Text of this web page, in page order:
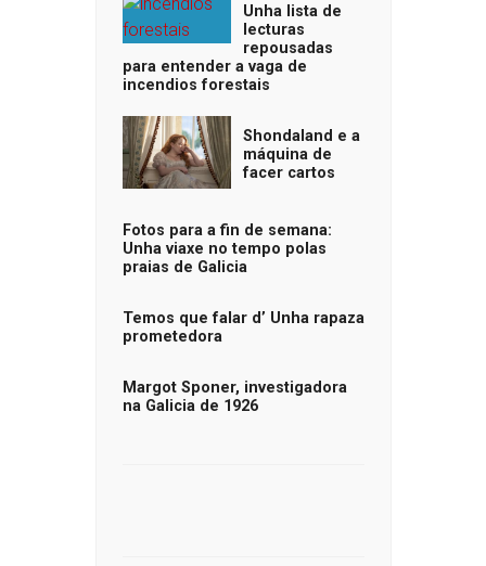
Unha lista de
lecturas
repousadas
para entender a vaga de
incendios forestais
Shondaland e a
máquina de
facer cartos
Fotos para a fin de semana:
Unha viaxe no tempo polas
praias de Galicia
Temos que falar d’ Unha rapaza
prometedora
Margot Sponer, investigadora
na Galicia de 1926